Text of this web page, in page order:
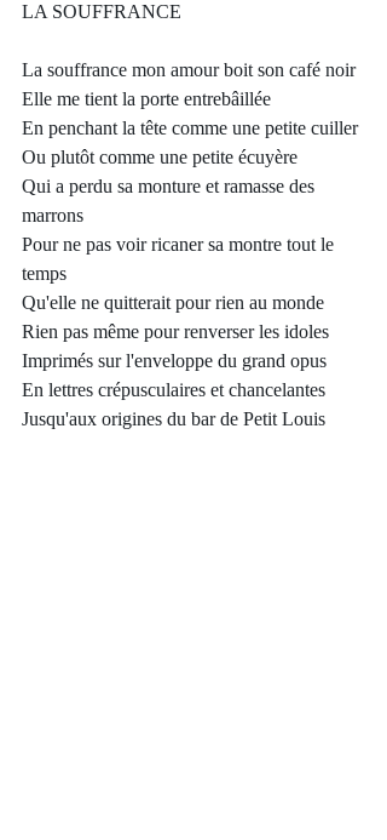
LA SOUFFRANCE
La souffrance mon amour boit son café noir
Elle me tient la porte entrebâillée
En penchant la tête comme une petite cuiller
Ou plutôt comme une petite écuyère
Qui a perdu sa monture et ramasse des
marrons
Pour ne pas voir ricaner sa montre tout le
temps
Qu'elle ne quitterait pour rien au monde
Rien pas même pour renverser les idoles
Imprimés sur l'enveloppe du grand opus
En lettres crépusculaires et chancelantes
Jusqu'aux origines du bar de Petit Louis